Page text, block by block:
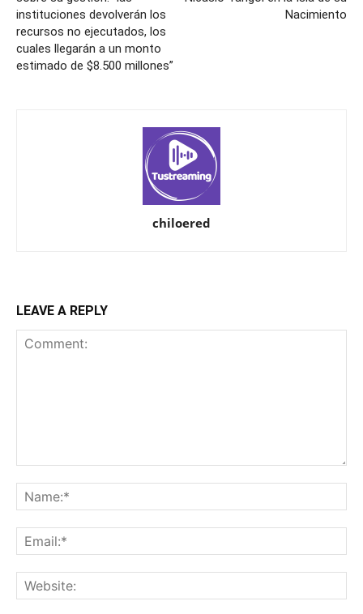
instituciones devolverán los
recursos no ejecutados, los
cuales llegarán a un monto
estimado de $8.500 millones”
Nacimiento
chiloered
LEAVE A REPLY